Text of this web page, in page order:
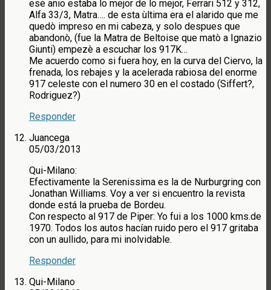
ese anio estaba lo mejor de lo mejor, Ferrari 512 y 312,
Alfa 33/3, Matra…. de esta ùltima era el alarido que me
quedò impreso en mi cabeza, y solo despues que
abandonò, (fue la Matra de Beltoise que matò a Ignazio
Giunti) empezè a escuchar los 917K…
Me acuerdo como si fuera hoy, en la curva del Ciervo, la
frenada, los rebajes y la acelerada rabiosa del enorme
917 celeste con el numero 30 en el costado (Siffert?,
Rodriguez?)
Responder
Juancega
05/03/2013
Qui-Milano:
Efectivamente la Serenissima es la de Nurburgring con
Jonathan Williams. Voy a ver si encuentro la revista
donde está la prueba de Bordeu.
Con respecto al 917 de Piper: Yo fui a los 1000 kms.de
1970. Todos los autos hacían ruido pero el 917 gritaba
con un aullido, para mi inolvidable.
Responder
Qui-Milano